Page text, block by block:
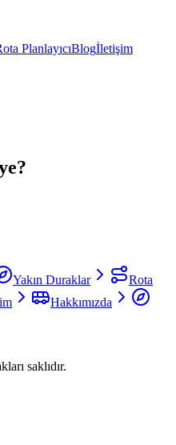
PlanlayıcıBlogİletişim
Yakın Duraklar
Rota
Hakkımızda
saklıdır.